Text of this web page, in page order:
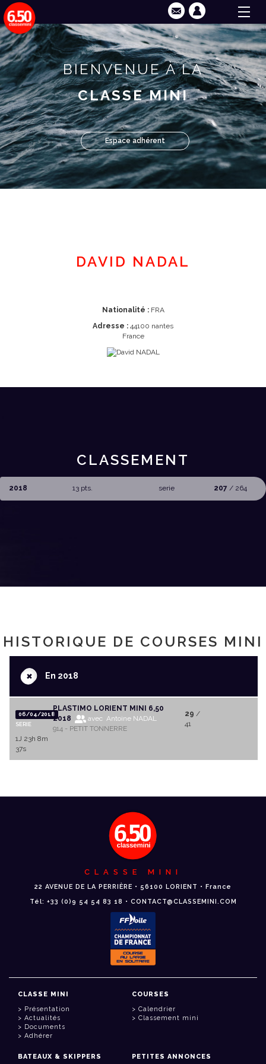
BIENVENUE À LA
CLASSE MINI
Espace adhérent
DAVID NADAL
Nationalité :FRA
Adresse : 44100 nantes
France
CLASSEMENT
2018 13 pts. serie 207 / 264
HISTORIQUE DE COURSES MINI
+En 2018
06/04/2018
SERIE
PLASTIMO LORIENT MINI 6,50
2018
avec Antoine NADAL
914 - PETIT TONNERRE
29 /
41
1J 23h 8m
37s
CLASSE MINI
22 AVENUE DE LA PERRIÈRE • 56100 LORIENT • France
Tél: +33 (0)9 54 54 83 18 • CONTACT@CLASSEMINI.COM
CLASSE MINI
Présentation
Actualités
Documents
Adhérer
COURSES
Calendrier
Classement mini
BATEAUX & SKIPPERS PETITES ANNONCES